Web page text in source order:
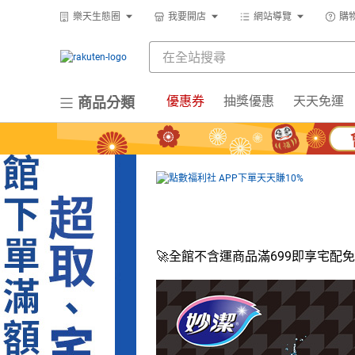
樂天生態圈 我要開店 網站導覽 購
商品分類 優惠券 抽獎優惠 天天免運
🚀全館不含運商品滿699即享宅配